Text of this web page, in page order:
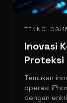
TEKNOLOGI
Inovasi
Proteksi
Anda
Temukan
operasi
dengan